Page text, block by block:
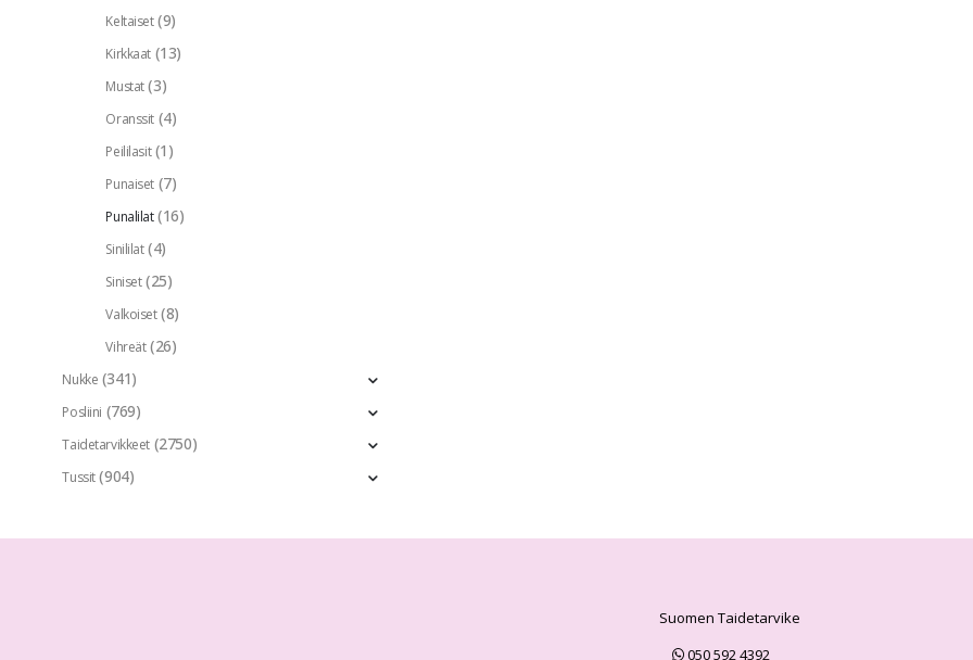
Keltaiset (9)
Kirkkaat (13)
Mustat (3)
Oranssit (4)
Peililasit (1)
Punaiset (7)
Punalilat (16)
Sinililat (4)
Siniset (25)
Valkoiset (8)
Vihreät (26)
Nukke (341)
Posliini (769)
Taidetarvikkeet (2750)
Tussit (904)
Suomen Taidetarvike
050 592 4392